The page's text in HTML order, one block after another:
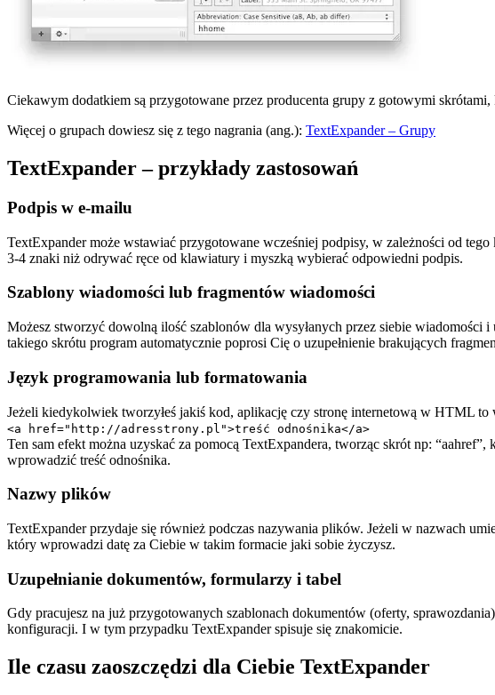
Ciekawym dodatkiem są przygotowane przez producenta grupy z gotowymi
Więcej o grupach dowiesz się z tego nagrania (ang.): TextExpander – Grupy
TextExpander – przykłady zastosowań
Podpis w e-mailu
TextExpander może wstawiać przygotowane wcześniej podpisy, w zależności od
3-4 znaki niż odrywać ręce od klawiatury i myszką wybierać odpowiedni podpis.
Szablony wiadomości lub fragmentów wiadomości
Możesz stworzyć dowolną ilość szablonów dla wysyłanych przez siebie
takiego skrótu program automatycznie poprosi Cię o uzupełnienie brakujących
Język programowania lub formatowania
Jeżeli kiedykolwiek tworzyłeś jakiś kod, aplikację czy stronę internetową w HTML
<a href="http://adresstrony.pl">treść odnośnika</a>
Ten sam efekt można uzyskać za pomocą TextExpandera, tworząc skrót np:
wprowadzić treść odnośnika.
Nazwy plików
TextExpander przydaje się również podczas nazywania plików. Jeżeli w nazwach
który wprowadzi datę za Ciebie w takim formacie jaki sobie życzysz.
Uzupełnianie dokumentów, formularzy i tabel
Gdy pracujesz na już przygotowanych szablonach dokumentów (oferty,
konfiguracji. I w tym przypadku TextExpander spisuje się znakomicie.
Ile czasu zaoszczędzi dla Ciebie TextExpander